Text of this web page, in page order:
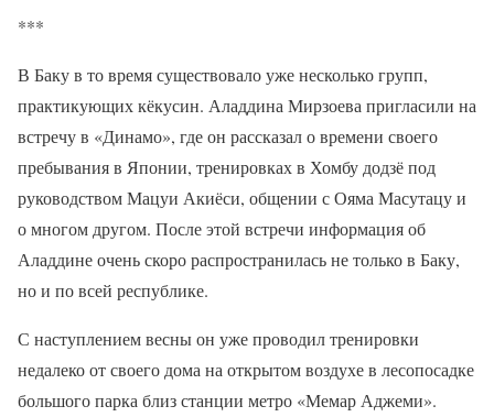
***
В Баку в то время существовало уже несколько групп,
практикующих кёкусин. Аладдина Мирзоева пригласили на
встречу в «Динамо», где он рассказал о времени своего
пребывания в Японии, тренировках в Хомбу додзё под
руководством Мацуи Акиёси, общении с Ояма Масутацу и
о многом другом. После этой встречи информация об
Аладдине очень скоро распространилась не только в Баку,
но и по всей республике.
С наступлением весны он уже проводил тренировки
недалеко от своего дома на открытом воздухе в лесопосадке
большого парка близ станции метро «Мемар Аджеми».